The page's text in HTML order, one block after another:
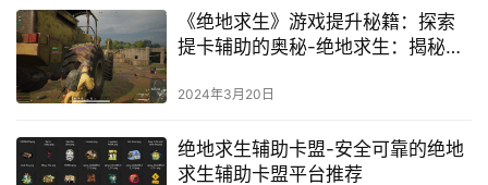
《绝地求生》游戏提升秘籍：探索
提卡辅助的奥秘-绝地求生：揭秘提
2024年3月20日
绝地求生辅助卡盟-安全可靠的绝地
求生辅助卡盟平台推荐